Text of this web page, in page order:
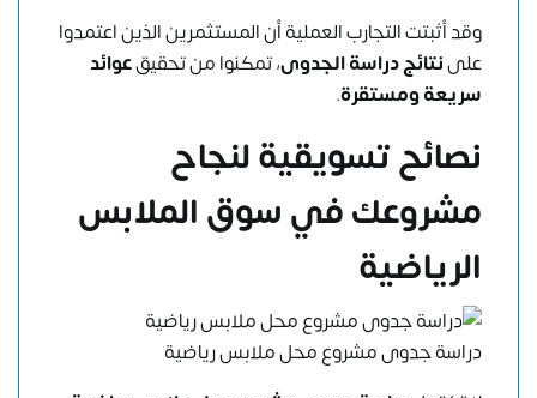
وقد أثبتت التجارب العملية أن المستثمرين الذين اعتمدوا
علىنتائج دراسة الجدوى، تمكنوا من تحقيقعوائد
سريعة ومستقرة.
نصائح تسويقية لنجاح
مشروعك في سوق الملابس
الرياضية
دراسة جدوى مشروع محل ملابس رياضية